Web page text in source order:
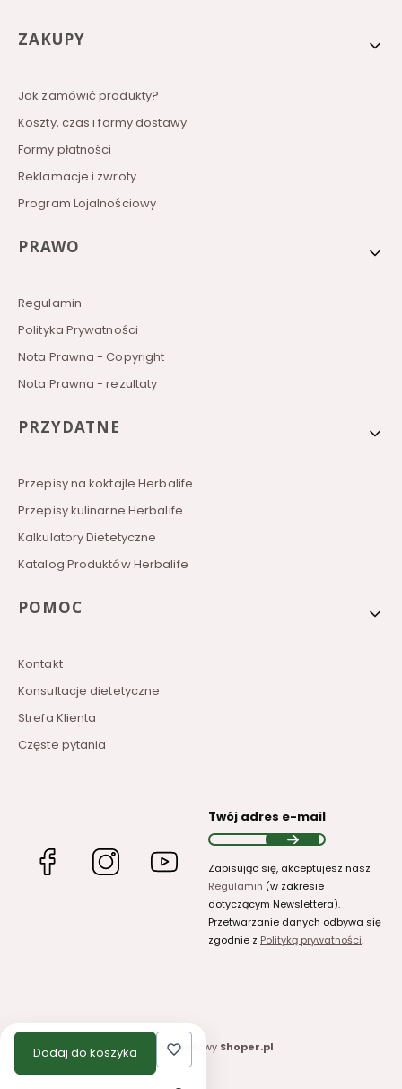
s
z
a
l
a
e
b
l
i
Linki w stopce
ZAKUPY
Jak zamówić produkty?
Koszty, czas i formy dostawy
Formy płatności
Reklamacje i zwroty
Program Lojalnościowy
PRAWO
Regulamin
Polityka Prywatności
Nota Prawna - Copyright
Nota Prawna - rezultaty
PRZYDATNE
Przepisy na koktajle Herbalife
Przepisy kulinarne Herbalife
Kalkulatory Dietetyczne
Katalog Produktów Herbalife
POMOC
Kontakt
Konsultacje dietetyczne
Strefa Klienta
Częste pytania
(Otwiera(Otwiera
się
(Otwiera
nowej
karcie)
Twój adres e-mail
Zapisując się, akceptujesz nasz
Regulamin (w zakresie
dotyczącym Newslettera).
Przetwarzanie danych odbywa się
zgodnie z Polityką prywatności.
Sklep internetowy Shoper.pl
Dodaj do koszyka